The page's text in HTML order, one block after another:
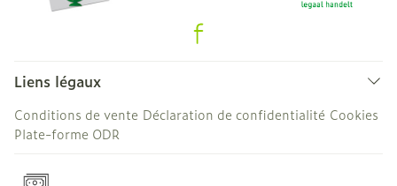
Liens légaux
Conditions de vente Déclaration de confidentialité Cookies
Plate-forme ODR